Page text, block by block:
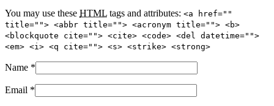
You may use these HTML tags and attributes: <a href=""
title=""> <abbr title=""> <acronym title=""> <b>
<blockquote cite=""> <cite> <code> <del datetime="">
<em> <i> <q cite=""> <s> <strike> <strong>
Name *
Email *